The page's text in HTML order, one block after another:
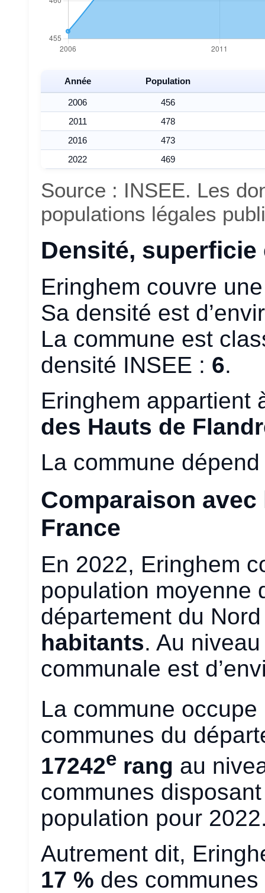
Année Population
2006
456
2011
478
2016
473
2022
469
Source : INSEE. Les
populations légales
Densité,
Eringhem couvre
Sa densité est
La commune est
densité INSEE : 6.
Eringhem appartient
des Hauts de
La commune
Comparaison
France
En 2022, Eringhem
population moyenne
département du
habitants. Au
communale est
La commune
communes du
17242e rang au
communes
population pour
Autrement dit,
17 % des